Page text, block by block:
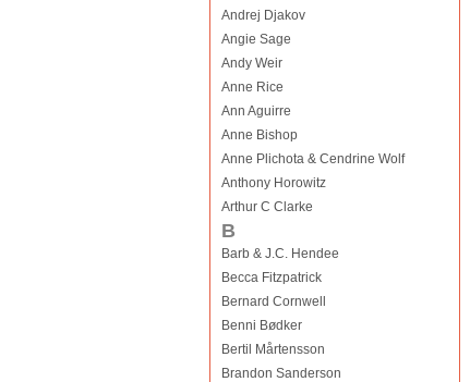
Andrej Djakov
Angie Sage
Andy Weir
Anne Rice
Ann Aguirre
Anne Bishop
Anne Plichota & Cendrine Wolf
Anthony Horowitz
Arthur C Clarke
B
Barb & J.C. Hendee
Becca Fitzpatrick
Bernard Cornwell
Benni Bødker
Bertil Mårtensson
Brandon Sanderson